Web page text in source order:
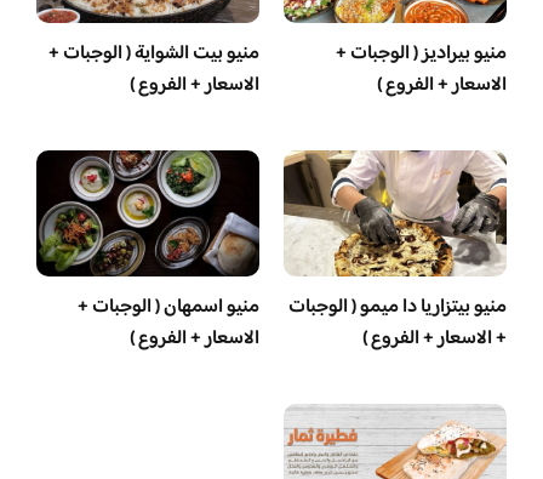
منيو بيراديز ( الوجبات +
الاسعار + الفروع )
منيو بيت الشواية ( الوجبات +
الاسعار + الفروع )
منيو بيتزاريا دا ميمو ( الوجبات
+ الاسعار + الفروع )
منيو اسمهان ( الوجبات +
الاسعار + الفروع )